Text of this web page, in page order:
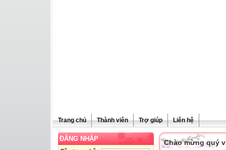
Trang chủ Thành viên Trợ giúp Liên hệ
ĐĂNG NHẬP Chào mừng quý